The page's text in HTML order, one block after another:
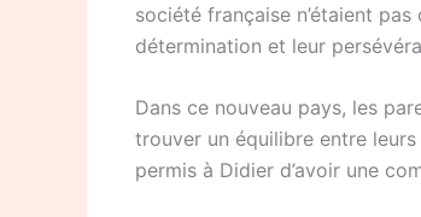
société française n’étaient
détermination et leur
Dans ce nouveau pays, les
trouver un équilibre entre
permis à Didier d’avoir une